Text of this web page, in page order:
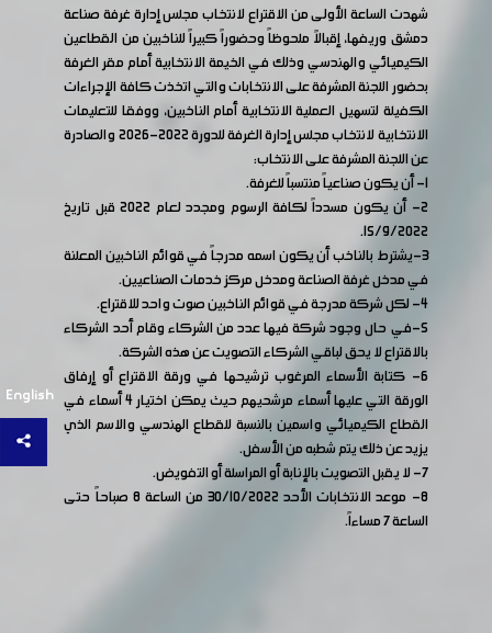
English
شهدت الساعة الأولى من الاقتراع لانتخاب مجلس إدارة غرفة صناعة
دمشق وريفها، إقبالاً ملحوظاً وحضوراً كبيراً للناخبين من القطاعين
الكيميائي والهندسي وذلك في الخيمة الانتخابية أمام مقر الغرفة
بحضور اللجنة المشرفة على الانتخابات والتي اتخذت كافة الإجراءات
الكفيلة لتسهيل العملية الانتخابية أمام الناخبين، ووفقا للتعليمات
الانتخابية لانتخاب مجلس إدارة الغرفة للدورة 2022-2026 والصادرة
عن اللجنة المشرفة على الانتخاب:
1- أن يكون صناعياً منتسباً للغرفة.
2- أن يكون مسدداً لكافة الرسوم ومجدد لعام 2022 قبل تاريخ
15/9/2022.
3-يشترط بالناخب أن يكون اسمه مدرجاً في قوائم الناخبين المعلنة
في مدخل غرفة الصناعة ومدخل مركز خدمات الصناعيين.
4- لكل شركة مدرجة في قوائم الناخبين صوت واحد للاقتراع.
5-في حال وجود شركة فيها عدد من الشركاء وقام أحد الشركاء
بالاقتراع لا يحق لباقي الشركاء التصويت عن هذه الشركة.
6- كتابة الأسماء المرغوب ترشيحها في ورقة الاقتراع أو إرفاق
الورقة التي عليها أسماء مرشحيهم حيث يمكن اختيار 4 أسماء في
القطاع الكيميائي واسمين بالنسبة للقطاع الهندسي والاسم الذي
يزيد عن ذلك يتم شطبه من الأسفل.
7- لا يقبل التصويت بالإنابة أو المراسلة أو التفويض.
8- موعد الانتخابات الأحد 30/10/2022 من الساعة 8 صباحاً حتى
الساعة 7 مساءاً.